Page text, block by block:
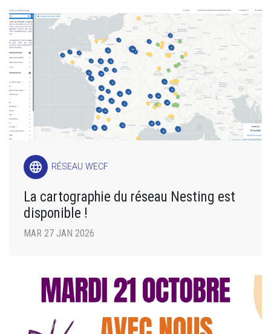
language RÉSEAU WECF
La cartographie du réseau Nesting est
disponible !
MAR 27 JAN 2026